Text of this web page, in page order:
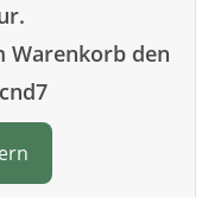
Warenkorb den